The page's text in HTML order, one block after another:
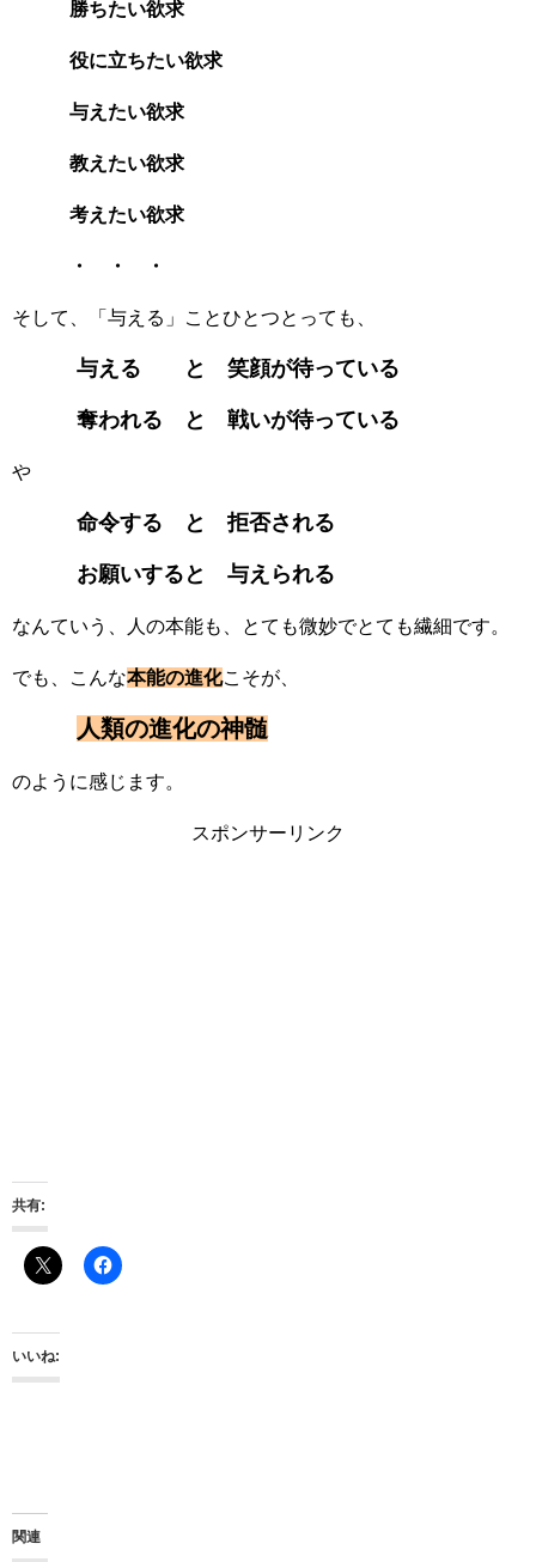
勝ちたい欲求
役に立ちたい欲求
与えたい欲求
教えたい欲求
考えたい欲求
・ ・ ・
そして、「与える」ことひとつとっても、
与える と 笑顔が待っている
奪われる と 戦いが待っている
や
命令する と 拒否される
お願いすると 与えられる
なんていう、人の本能も、とても微妙でとても繊細です。
でも、こんな本能の進化こそが、
人類の進化の神髄
のように感じます。
スポンサーリンク
共有:
いいね:
関連